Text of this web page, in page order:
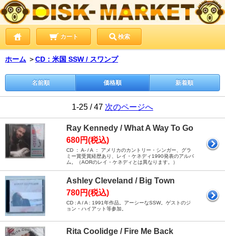
カート 検索
ホーム ＞CD：米国 SSW / スワンプ
名前順 価格順 新着順
1-25 / 47 次のページへ
Ray Kennedy / What A Way To Go
680円(税込)
CD ： A- / A ： アメリカのカントリー・シンガー、グラ
ミー賞受賞経歴あり、レイ・ケネディ1990発表のアルバ
ム。（AORのレイ・ケネディとは異なります。）
Ashley Cleveland / Big Town
780円(税込)
CD : A / A : 1991年作品。アーシーなSSW。ゲストのジ
ョン・ハイアット等参加。
Rita Coolidge / Fire Me Back